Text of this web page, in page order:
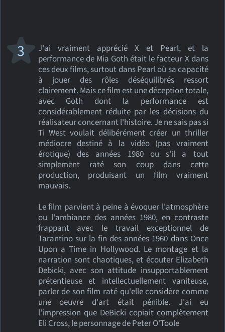
J'ai vraiment apprécié X et Pearl, et la
performance de Mia Goth était le facteur X dans
ces deux films, surtout dans Pearl où sa capacité
à jouer des rôles déséquilibrés ressort
clairement. Mais ce film est une déception totale,
avec Goth dont la performance est
considérablement réduite par les décisions du
réalisateur concernant l'histoire. Je ne sais pas si
Ti West voulait délibérément créer un thriller
médiocre destiné à la vidéo (pas vraiment
érotique) des années 1980 ou s'il a tout
simplement raté son coup dans cette
production, produisant un film vraiment
mauvais.
Le film parvient à peine à évoquer l'atmosphère
ou l'ambiance des années 1980, en contraste
frappant avec le travail exceptionnel de
Tarantino sur la fin des années 1960 dans Once
Upon a Time in Hollywood. Le montage et la
narration sont chaotiques, et écouter Elizabeth
Debicki, avec son attitude insupportablement
prétentieuse et intellectuellement vaniteuse,
parler de son film raté qu'elle considère comme
une oeuvre d'art était pénible. J'ai eu
l'impression que DeBicki copiait complètement
Eli Cross, le personnage de Peter O'Toole
3